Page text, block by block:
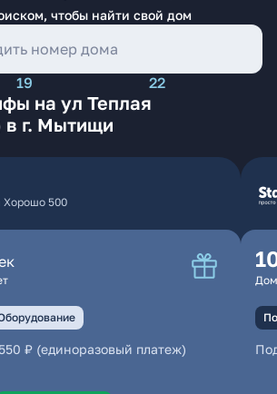
чтобы найти свой дом
19 22
на ул Теплая
г. Мытищи
500
550 ₽ (единоразовый платеж)